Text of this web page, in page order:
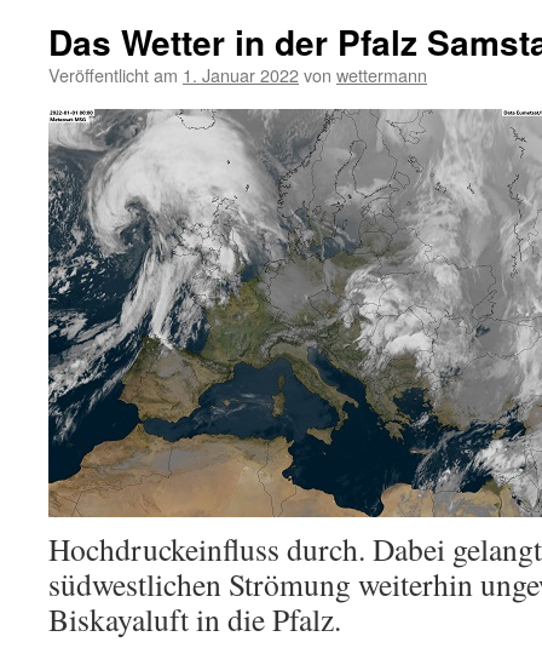
Das Wetter in der Pfalz
Veröffentlicht am 1. Januar 2022von wettermann
Hochdruckeinfluss durch. Dabei
südwestlichen Strömung weiterhin
Biskayaluft in die Pfalz.